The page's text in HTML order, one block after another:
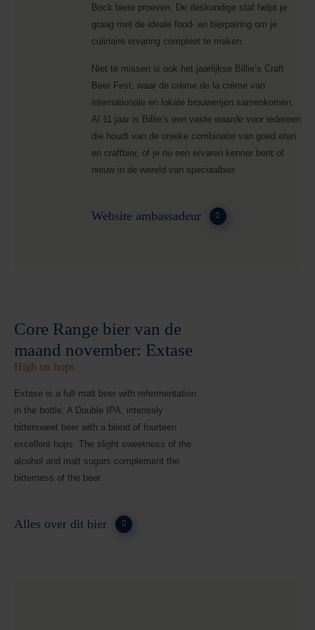
Bock biere proeven. De deskundige staf helpt je
graag met de ideale food- en bierpairing om je
culinaire ervaring compleet te maken.
Niet te missen is ook het jaarlijkse Billie’s Craft
Beer Fest, waar de crème de la crème van
internationale en lokale brouwerijen samenkomen.
Al 11 jaar is Billie’s een vaste waarde voor iedereen
die houdt van de unieke combinatie van goed eten
en craftbier, of je nu een ervaren kenner bent of
nieuw in de wereld van speciaalbier.
Website ambassadeur
Core Range bier van de
maand november: Extase
High on hops
Extase is a full malt beer with refermentation
in the bottle. A Double IPA, intensely
bittersweet beer with a blend of fourteen
excellent hops. The slight sweetness of the
alcohol and malt sugars complement the
bitterness of the beer.
Alles over dit bier